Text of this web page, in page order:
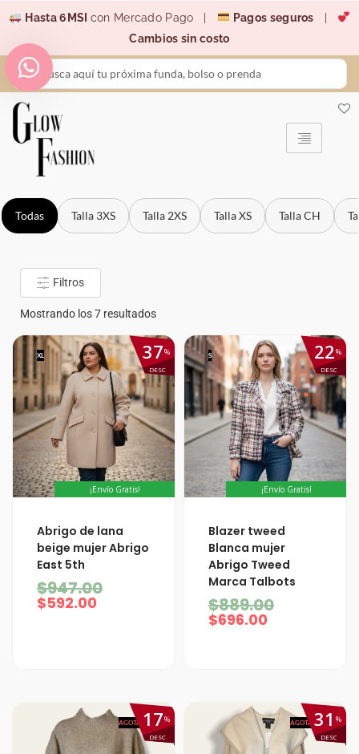
contenido
Hasta 6MSI con Mercado Pago | Pagos seguros
Cambios sin costo
Search
...
Todas Talla 3XS Talla 2XS Talla XS Talla CH
Filtros
Mostrando los 7 resultados
XL %
DESC
37
¡Envío Gratis!
Abrigo de lana
beige mujer Abrigo
East 5th
$947.00
El
precio
original
$592.00
El
precio
actual
$592.00.
S %
DESC
22
¡Envío Gratis!
Blazer tweed
Blanca mujer
Abrigo Tweed
Marca Talbots
$889.00
El
precio
original
era:
$889.00.
$696.00
El
precio
actual
es:
$696.00.
AGOTADO %
DESC
17 AGOTADO %
DESC
31